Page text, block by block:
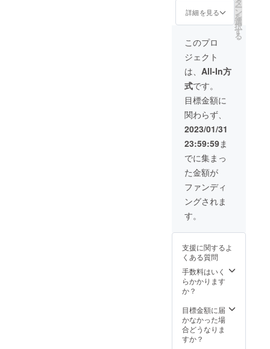
遅れる
ご連絡
す。 ※
デザイ
ン・仕
様は変
更にな
る可能
性もご
ざいま
了承く
ださ
い。
円
（税・
込）の
【15％
OFF】
⇒22,10
0円
（税・
送料
込） ■
白蛇マ
ルチ
ウォ
レット
×１個 ※
製造状
況によ
り出荷
時期が
遅れる
ご連絡
す。 ※
デザイ
ン・仕
様は変
性もご
ざいま
す。ご
詳細を見る
タ
ー
ン
を
選
択
す
る
このプロ
ジェクト
は、 All-In方
式です。
目標金額に
関わらず、
2023/01/31
23:59:59ま
でに集まっ
た金額が
ファンディ
ングされま
す。
支援に関するよ
くある質問
手数料はいく
らかかります
か？
目標金額に届
かなかった場
合どうなりま
すか？